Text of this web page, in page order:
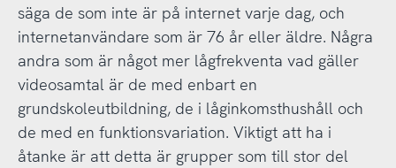
säga de som inte är på internet varje dag, och
internetanvändare som är 76 år eller äldre. Några
andra som är något mer lågfrekventa vad gäller
videosamtal är de med enbart en
grundskoleutbildning, de i låginkomsthushåll och
de med en funktionsvariation. Viktigt att ha i
åtanke är att detta är grupper som till stor del